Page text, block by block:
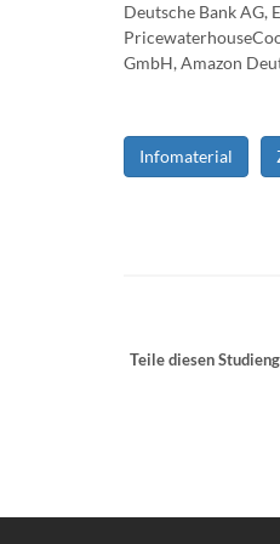
Deutsche Bank AG,
GmbH, Amazon
Infomaterial
Teile diesen